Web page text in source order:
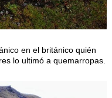
en el británico quién
lo ultimó a quemarropas.